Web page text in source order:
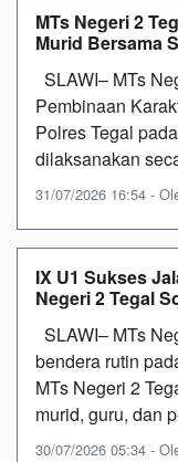
MTs Negeri 2
Murid Bersama
SLAWI– MTs
Pembinaan
Polres Tegal
dilaksanakan
31/07/2026 16:54 -
IX U1 Sukses
Negeri 2 Tegal
SLAWI– MTs
bendera rutin
MTs Negeri 2
murid, guru, dan
30/07/2026 05:34 -